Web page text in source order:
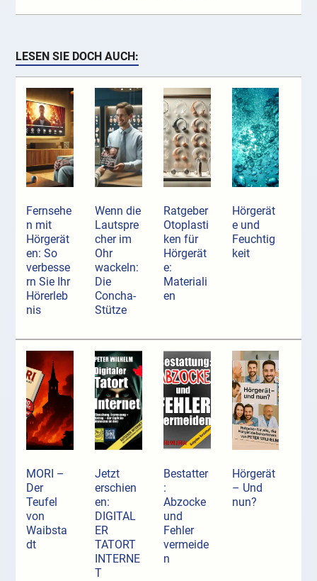
LESEN SIE DOCH AUCH:
Fernsehe
n mit
Hörgerät
en: So
verbesse
rn Sie Ihr
Hörerleb
nis
Wenn die
Lautspre
cher im
Ohr
wackeln:
Die
Concha-
Stütze
Ratgeber
Otoplasti
ken für
Hörgerät
e:
Materiali
en
Hörgerät
e und
Feuchtig
keit
MORI –
Der
Teufel
von
Waibsta
dt
Jetzt
erschien
en:
DIGITAL
ER
TATORT
INTERNE
T
Bestatter
:
Abzocke
und
Fehler
vermeide
n
Hörgerät
– Und
nun?